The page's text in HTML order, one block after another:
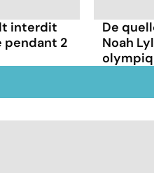
interdit
pendant 2
De
Noah